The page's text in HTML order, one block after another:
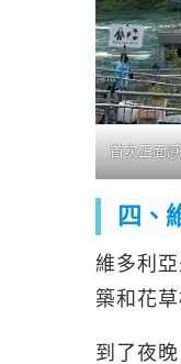
首次正面
四、
維多利亞
築和花
到了夜